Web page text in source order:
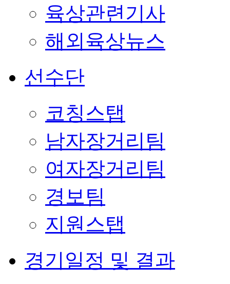
육상관련기사
해외육상뉴스
선수단
코칭스탭
남자장거리팀
여자장거리팀
경보팀
지원스탭
경기일정 및 결과